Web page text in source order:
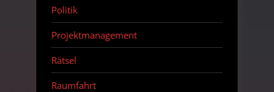
Politik
Projektmanagement
Rätsel
Raumfahrt